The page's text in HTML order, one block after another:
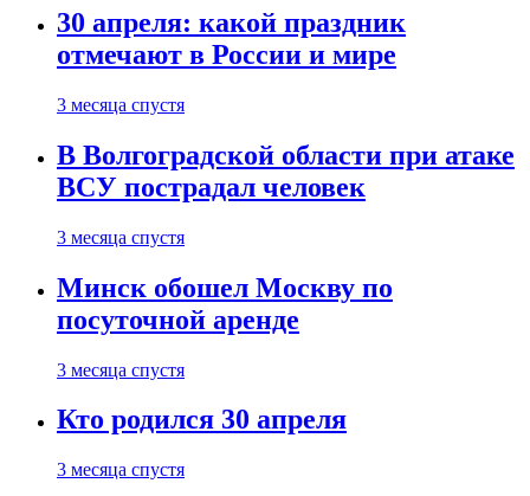
30 апреля: какой праздник
отмечают в России и мире
3 месяца спустя
В Волгоградской области при атаке
ВСУ пострадал человек
3 месяца спустя
Минск обошел Москву по
посуточной аренде
3 месяца спустя
Кто родился 30 апреля
3 месяца спустя